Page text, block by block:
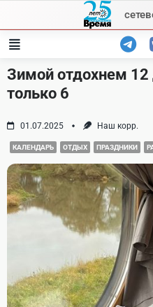
content
Зимой отдохнем 12
только 6
01.07.2025 Наш корр.
КАЛЕНДАРЬ ОТДЫХ ПРАЗДНИКИ